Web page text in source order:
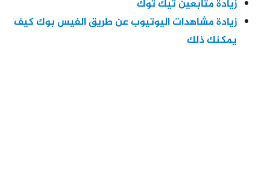
زيادة متابعين تيك توك
زيادة مشاهدات اليوتيوب عن طريق الفيس بوك كيف
يمكنك ذلك